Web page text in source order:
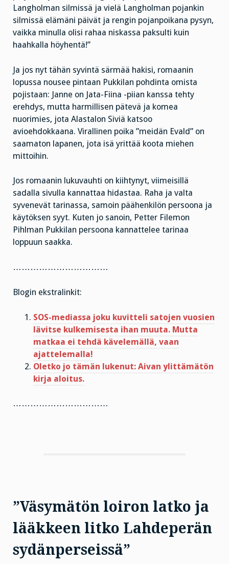
Langholman silmissä ja vielä Langholman pojankin
silmissä elämäni päivät ja rengin pojanpoikana pysyn,
vaikka minulla olisi rahaa niskassa paksulti kuin
haahkalla höyhentä!”
Ja jos nyt tähän syvintä särmää hakisi, romaanin
lopussa nousee pintaan Pukkilan pohdinta omista
pojistaan: Janne on Jata-Fiina -piian kanssa tehty
erehdys, mutta harmillisen pätevä ja komea
nuorimies, jota Alastalon Siviä katsoo
avioehdokkaana. Virallinen poika ”meidän Evald” on
saamaton lapanen, jota isä yrittää koota miehen
mittoihin.
Jos romaanin lukuvauhti on kiihtynyt, viimeisillä
sadalla sivulla kannattaa hidastaa. Raha ja valta
syvenevät tarinassa, samoin päähenkilön persoona ja
käytöksen syyt. Kuten jo sanoin, Petter Filemon
Pihlman Pukkilan persoona kannattelee tarinaa
loppuun saakka.
……………………………
Blogin ekstralinkit:
SOS-mediassa joku kuvitteli satojen vuosien
lävitse kulkemisesta ihan muuta. Mutta
matkaa ei tehdä kävelemällä, vaan
ajattelemalla!
Oletko jo tämän lukenut: Aivan ylittämätön
kirja aloitus.
……………………………
”Väsymätön loiron latko ja
lääkkeen litko Lahdeperän
sydänperseissä”